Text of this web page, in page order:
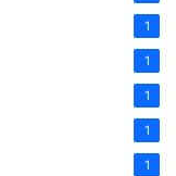
1
1
1
1
1